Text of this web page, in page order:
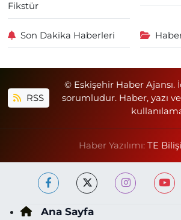
Fikstür
Son Dakika Haberleri
RSS
© Eskişehir Haber Ajansı.
sorumludur. Haber, yazı
Haber Yazılımı: TE
Ana Sayfa